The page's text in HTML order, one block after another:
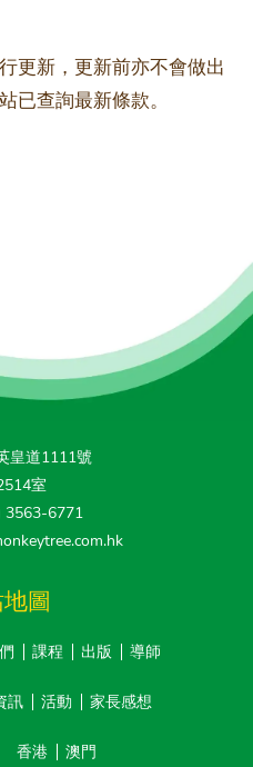
更新，更新前亦不會做出
已查詢最新條款。
皇道1111號
室
3563-6771
圖
課程 出版 導師
訊 活動 家長感想
香港 澳門